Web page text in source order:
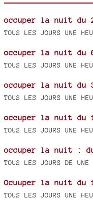
occuper la nuit du
TOUS LES JOURS UNE
occuper la nuit du
TOUS LES JOURS UNE
occuper la nuit du
TOUS LES JOURS UNE
occuper la nuit du
TOUS LES JOURS UNE
occuper la nuit : du
TOUS LES JOURS DE UNE
Ocuuper la nuit du
TOUS LES JOURS UNE